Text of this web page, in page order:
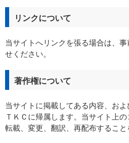
リンクについて
当サイトへリンクを張る場合は、事
せください。
著作権について
当サイトに掲載してある内容、お
ＴＫＣに帰属します。当サイト上の
転載、変更、翻訳、再配布すること